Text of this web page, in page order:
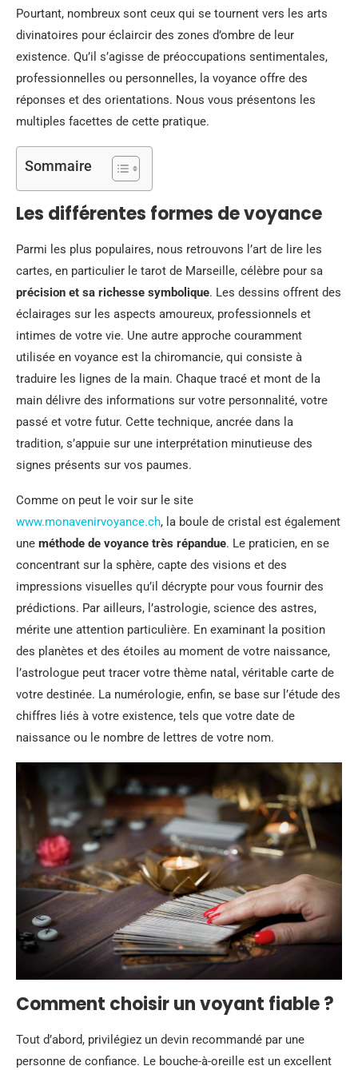
Pourtant, nombreux sont ceux qui se tournent vers les arts
divinatoires pour éclaircir des zones d’ombre de leur
existence. Qu’il s’agisse de préoccupations sentimentales,
professionnelles ou personnelles, la voyance offre des
réponses et des orientations. Nous vous présentons les
multiples facettes de cette pratique.
Sommaire
Les différentes formes de voyance
Parmi les plus populaires, nous retrouvons l’art de lire les
cartes, en particulier le tarot de Marseille, célèbre pour sa
précision et sa richesse symbolique. Les dessins offrent des
éclairages sur les aspects amoureux, professionnels et
intimes de votre vie. Une autre approche couramment
utilisée en voyance est la chiromancie, qui consiste à
traduire les lignes de la main. Chaque tracé et mont de la
main délivre des informations sur votre personnalité, votre
passé et votre futur. Cette technique, ancrée dans la
tradition, s’appuie sur une interprétation minutieuse des
signes présents sur vos paumes.
Comme on peut le voir sur le site
www.monavenirvoyance.ch, la boule de cristal est également
une méthode de voyance très répandue. Le praticien, en se
concentrant sur la sphère, capte des visions et des
impressions visuelles qu’il décrypte pour vous fournir des
prédictions. Par ailleurs, l’astrologie, science des astres,
mérite une attention particulière. En examinant la position
des planètes et des étoiles au moment de votre naissance,
l’astrologue peut tracer votre thème natal, véritable carte de
votre destinée. La numérologie, enfin, se base sur l’étude des
chiffres liés à votre existence, tels que votre date de
naissance ou le nombre de lettres de votre nom.
Comment choisir un voyant fiable ?
Tout d’abord, privilégiez un devin recommandé par une
personne de confiance. Le bouche-à-oreille est un excellent